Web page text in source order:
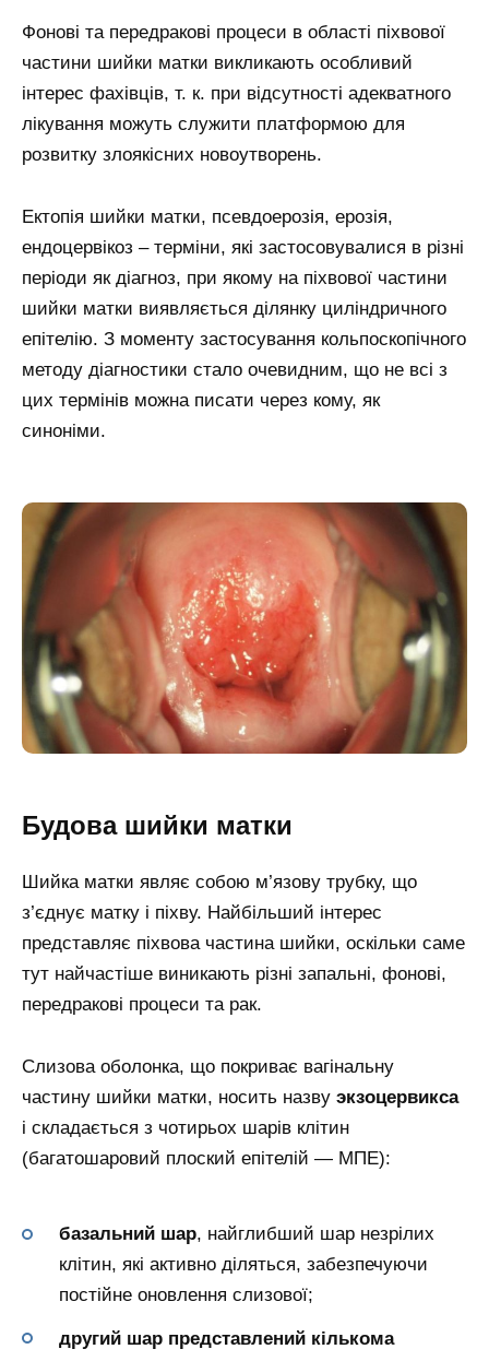
Фонові та передракові процеси в області піхвової
частини шийки матки викликають особливий
інтерес фахівців, т. к. при відсутності адекватного
лікування можуть служити платформою для
розвитку злоякісних новоутворень.
Ектопія шийки матки, псевдоерозія, ерозія,
ендоцервікоз – терміни, які застосовувалися в різні
періоди як діагноз, при якому на піхвової частини
шийки матки виявляється ділянку циліндричного
епітелію. З моменту застосування кольпоскопічного
методу діагностики стало очевидним, що не всі з
цих термінів можна писати через кому, як
синоніми.
Будова шийки матки
Шийка матки являє собою м’язову трубку, що
з’єднує матку і піхву. Найбільший інтерес
представляє піхвова частина шийки, оскільки саме
тут найчастіше виникають різні запальні, фонові,
передракові процеси та рак.
Слизова оболонка, що покриває вагінальну
частину шийки матки, носить назву экзоцервикса
і складається з чотирьох шарів клітин
(багатошаровий плоский епітелій — МПЕ):
базальний шар, найглибший шар незрілих
клітин, які активно діляться, забезпечуючи
постійне оновлення слизової;
другий шар представлений кількома